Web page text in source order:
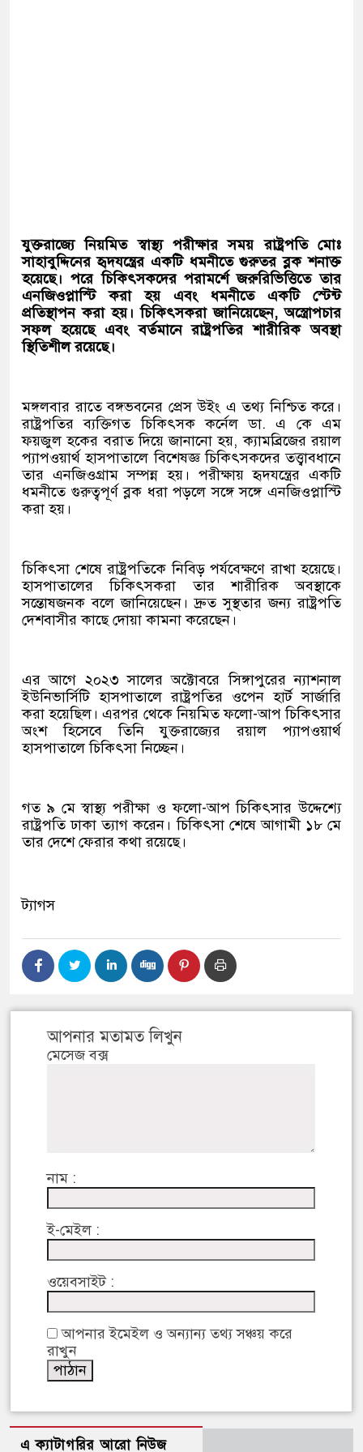
যুক্তরাজ্যেনিয়মিতস্বাস্থ্যপরীক্ষারসময়রাষ্ট্রপতিমোঃ
সাহাবুদ্দিনেরহৃদযন্ত্রের একটি ধমনীতেগুরুতরব্লকশনাক্ত
হয়েছে। পরেচিকিৎসকদেরপরামর্শেজরুরিভিত্তিতেতার
এনজিওপ্লাস্টিকরাহয় এবং ধমনীতে একটি স্টেন্ট
প্রতিস্থাপনকরাহয়।চিকিৎসকরাজানিয়েছেন,অস্ত্রোপচার
সফলহয়েছে এবংবর্তমানেরাষ্ট্রপতিরশারীরিকঅবস্থা
স্থিতিশীলরয়েছে।
মঙ্গলবার রাতে বঙ্গভবনের প্রেস উইং এ তথ্য নিশ্চিত করে।
রাষ্ট্রপতির ব্যক্তিগত চিকিৎসক কর্নেল ডা. এ কে এম
ফয়জুল হকের বরাত দিয়ে জানানো হয়, ক্যামব্রিজের রয়াল
প্যাপওয়ার্থ হাসপাতালে বিশেষজ্ঞ চিকিৎসকদের তত্ত্বাবধানে
তার এনজিওগ্রাম সম্পন্ন হয়। পরীক্ষায় হৃদযন্ত্রের একটি
ধমনীতে গুরুত্বপূর্ণ ব্লক ধরা পড়লে সঙ্গে সঙ্গে এনজিওপ্লাস্টি
করা হয়।
চিকিৎসা শেষে রাষ্ট্রপতিকে নিবিড় পর্যবেক্ষণে রাখা হয়েছে।
হাসপাতালের চিকিৎসকরা তার শারীরিক অবস্থাকে
সন্তোষজনক বলে জানিয়েছেন। দ্রুত সুস্থতার জন্য রাষ্ট্রপতি
দেশবাসীর কাছে দোয়া কামনা করেছেন।
এর আগে ২০২৩ সালের অক্টোবরে সিঙ্গাপুরের ন্যাশনাল
ইউনিভার্সিটি হাসপাতালে রাষ্ট্রপতির ওপেন হার্ট সার্জারি
করা হয়েছিল। এরপর থেকে নিয়মিত ফলো-আপ চিকিৎসার
অংশ হিসেবে তিনি যুক্তরাজ্যের রয়াল প্যাপওয়ার্থ
হাসপাতালে চিকিৎসা নিচ্ছেন।
গত ৯ মে স্বাস্থ্য পরীক্ষা ও ফলো-আপ চিকিৎসার উদ্দেশ্যে
রাষ্ট্রপতি ঢাকা ত্যাগ করেন। চিকিৎসা শেষে আগামী ১৮ মে
তার দেশে ফেরার কথা রয়েছে।
ট্যাগস
আপনার মতামত লিখুন
মেসেজ বক্স
নাম :
ই-মেইল :
ওয়েবসাইট :
আপনার ইমেইল ও অন্যান্য তথ্য সঞ্চয় করে
রাখুন
এ ক্যাটাগরির আরো নিউজ